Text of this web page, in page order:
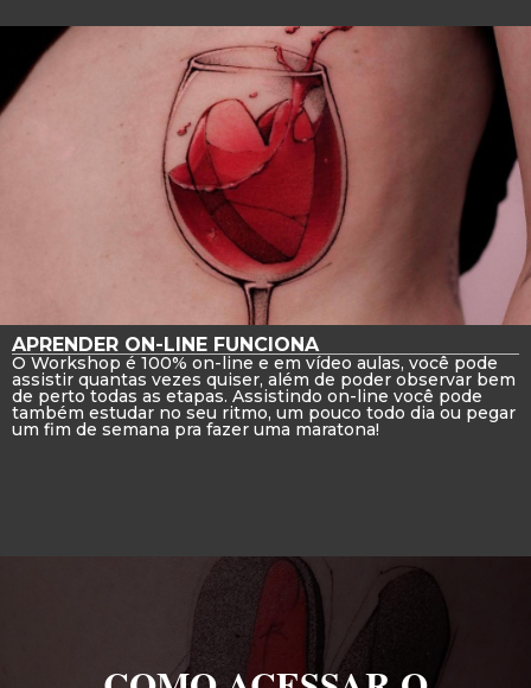
APRENDER ON-LINE FUNCIONA
O Workshop é 100% on-line e em vídeo aulas, você pode
assistir quantas vezes quiser, além de poder observar bem
de perto todas as etapas. Assistindo on-line você pode
também estudar no seu ritmo, um pouco todo dia ou pegar
um fim de semana pra fazer uma maratona!